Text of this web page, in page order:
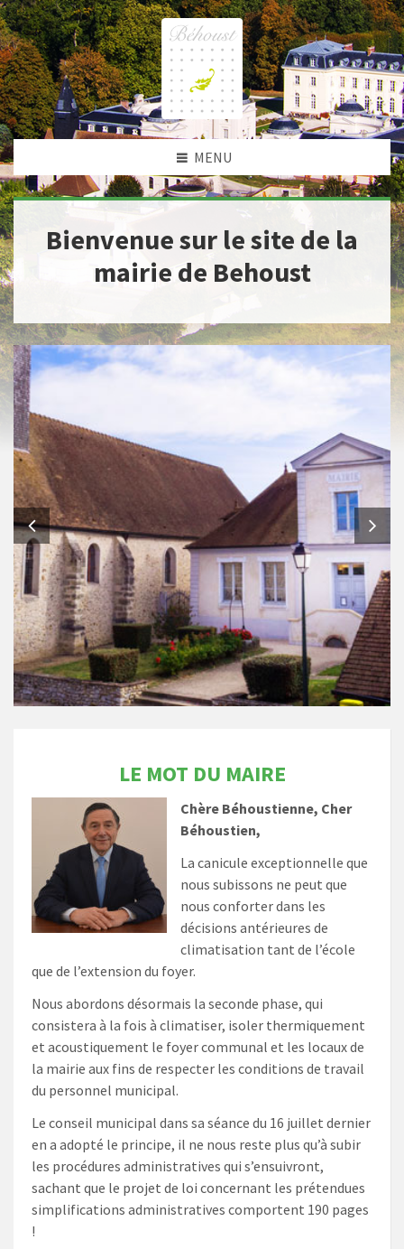
MENU
Bienvenue sur le site de la
mairie de Behoust
LE MOT DU MAIRE
Chère Béhoustienne, Cher
Béhoustien,
La canicule exceptionnelle que
nous subissons ne peut que
nous conforter dans les
décisions antérieures de
climatisation tant de l’école
que de l’extension du foyer.
Nous abordons désormais la seconde phase, qui
consistera à la fois à climatiser, isoler thermiquement
et acoustiquement le foyer communal et les locaux de
la mairie aux fins de respecter les conditions de travail
du personnel municipal.
Le conseil municipal dans sa séance du 16 juillet dernier
en a adopté le principe, il ne nous reste plus qu’à subir
les procédures administratives qui s’ensuivront,
sachant que le projet de loi concernant les prétendues
simplifications administratives comportent 190 pages
!